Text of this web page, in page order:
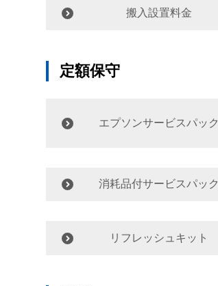
搬入設置料金
定額保守
エプソンサービスパック
消耗品付サービスパック
リフレッシュキット